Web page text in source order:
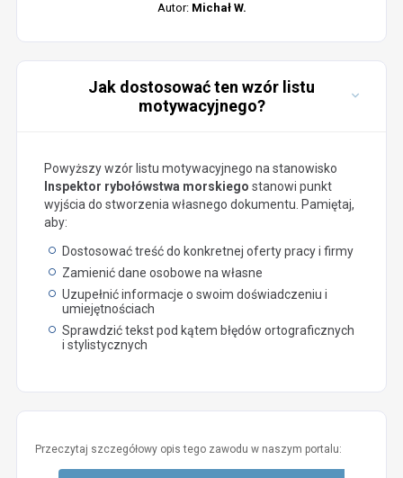
Autor: Michał W.
Jak dostosować ten wzór listu
motywacyjnego?
Powyższy wzór listu motywacyjnego na stanowisko
Inspektor rybołówstwa morskiego stanowi punkt
wyjścia do stworzenia własnego dokumentu. Pamiętaj,
aby:
Dostosować treść do konkretnej oferty pracy i firmy
Zamienić dane osobowe na własne
Uzupełnić informacje o swoim doświadczeniu i
umiejętnościach
Sprawdzić tekst pod kątem błędów ortograficznych
i stylistycznych
Przeczytaj szczegółowy opis tego zawodu w naszym portalu: